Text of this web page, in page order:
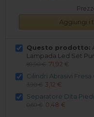
Aggiungi i
Questo prodotto:
Lampada Led Set
71,92 €
Cilindri Abrasivi Fresa
3,12 €
Separatore Dita
0,48 €